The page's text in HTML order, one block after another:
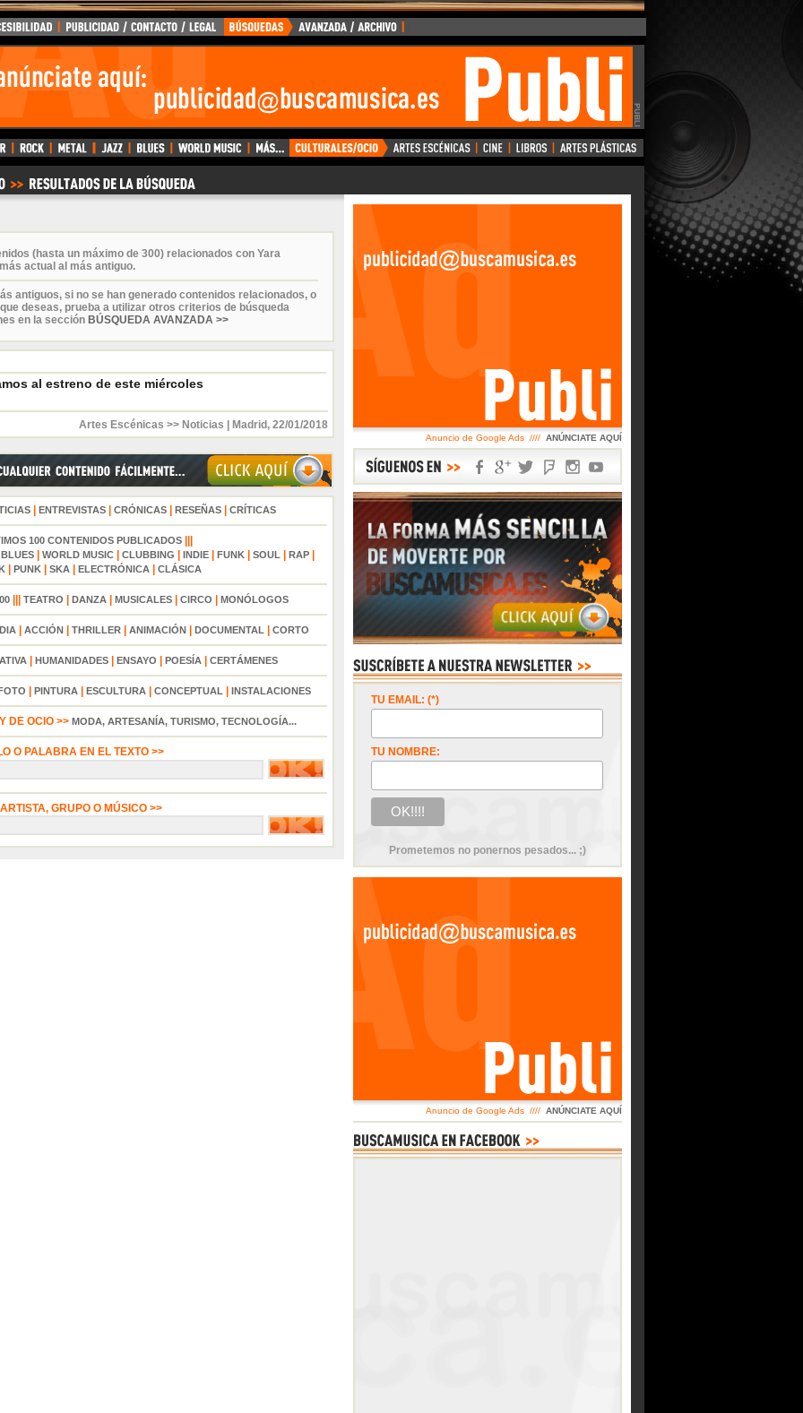
(hasta un máximo de 300) relacionados con Yara
actual al más antiguo.
antiguos, si no se han generado contenidos relacionados, o
deseas, prueba a utilizar otros criterios de búsqueda
en la sección BÚSQUEDA AVANZADA >>
al estreno de este miércoles
Artes Escénicas >> Noticias Madrid , 22/01/2018
| ENTREVISTAS| CRÓNICAS| RESEÑAS| CRÍTICAS
100 CONTENIDOS PUBLICADOS
BLUES| WORLD MUSIC| CLUBBING INDIE| FUNK| SOUL| RAP|
| PUNK| SKA| ELECTRÓNICA| CLÁSICA
||| TEATRO DANZA| MUSICALES| CIRCO MONÓLOGOS
ACCIÓN THRILLER ANIMACIÓN DOCUMENTAL CORTO
HUMANIDADES ENSAYO POESÍA CERTÁMENES
PINTURA ESCULTURA CONCEPTUAL INSTALACIONES
DE OCIO >> MODA, ARTESANÍA, TURISMO, TECNOLOGÍA...
O PALABRA EN EL TEXTO >>
GRUPO O MÚSICO >>
Anuncio de Google Ads //// ANÚNCIATE AQUÍ
TU EMAIL: (*)
TU NOMBRE:
Prometemos no ponernos pesados... ;)
Anuncio de Google Ads //// ANÚNCIATE AQUÍ